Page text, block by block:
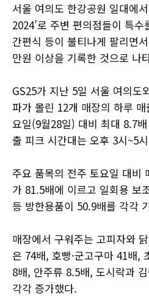
서울 여의도 한강공원 일대에
2024’로 주변 편의점들이 특
간편식 등이 불티나게 팔리면
만원 이상을 기록한 것으로 나
GS25가 지난 5일 서울 여의도
파가 몰린 12개 매장의 하루
요일(9월28일) 대비 최대 8.7
출 피크 시간대는 오후 3시~5
주요 품목의 전주 토요일 대비
가 81.5배에 이르고 일회용 보
등 방한용품이 50.9배를 각각
매장에서 구워주는 고피자와
은 74배, 호빵·군고구마 41배,
8배, 안주류 8.5배, 도시락과
각각 증가했다.